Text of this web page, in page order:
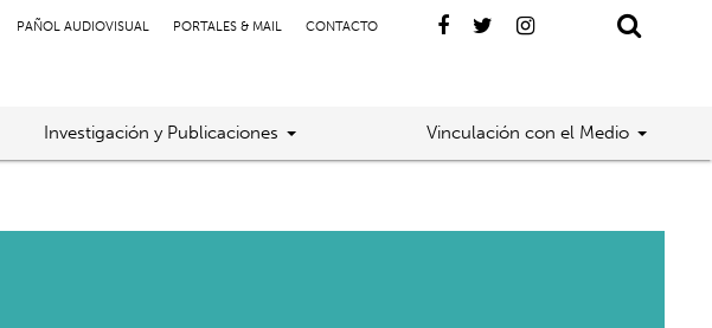
PAÑOL AUDIOVISUAL PORTALES & MAIL CONTACTO
Investigación y Publicaciones Vinculación con el Medio